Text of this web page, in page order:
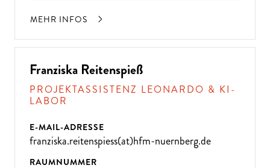
MEHR INFOS
Franziska Reitenspieß
PROJEKTASSISTENZ LEONARDO & KI-
LABOR
E-MAIL-ADRESSE
franziska.reitenspiess(at)hfm-nuernberg.de
RAUMNUMMER